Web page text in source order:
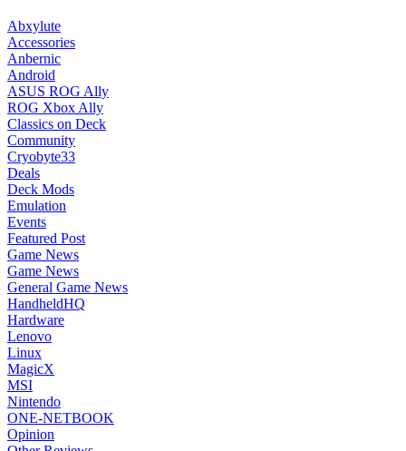
Abxylute
Accessories
Anbernic
Android
ASUS ROG Ally
ROG Xbox Ally
Classics on Deck
Community
Cryobyte33
Deals
Deck Mods
Emulation
Events
Featured Post
Game News
Game News
General Game News
HandheldHQ
Hardware
Lenovo
Linux
MagicX
MSI
Nintendo
ONE-NETBOOK
Opinion